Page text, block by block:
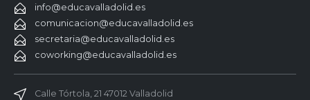
info@educavalladolid.es
comunicacion@educavalladolid.es
secretaria@educavalladolid.es
coworking@educavalladolid.es
Calle Tórtola, 21 47012 Valladolid